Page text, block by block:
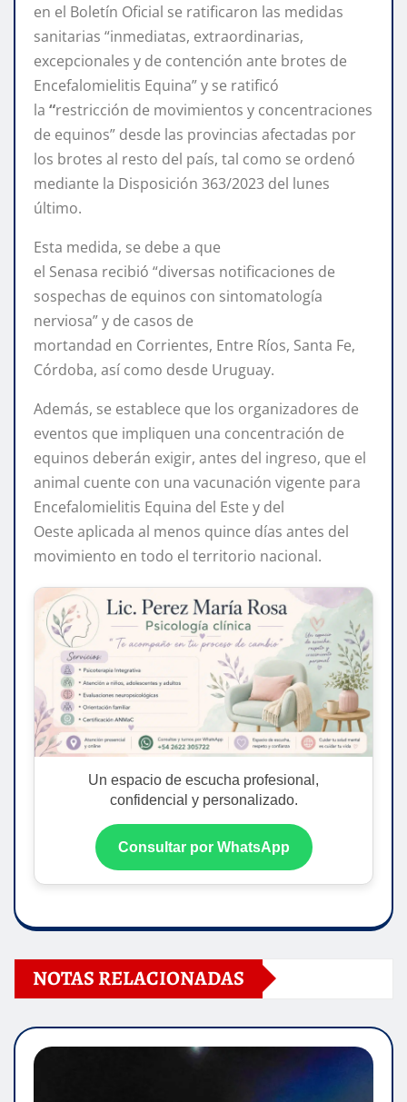
en el Boletín Oficial se ratificaron las medidas
sanitarias “inmediatas, extraordinarias,
excepcionales y de contención ante brotes de
Encefalomielitis Equina” y se ratificó
la “restricción de movimientos y concentraciones
de equinos” desde las provincias afectadas por
los brotes al resto del país, tal como se ordenó
mediante la Disposición 363/2023 del lunes
último.
Esta medida, se debe a que
el Senasa recibió “diversas notificaciones de
sospechas de equinos con sintomatología
nerviosa” y de casos de
mortandad en Corrientes, Entre Ríos, Santa Fe,
Córdoba, así como desde Uruguay.
Además, se establece que los organizadores de
eventos que impliquen una concentración de
equinos deberán exigir, antes del ingreso, que el
animal cuente con una vacunación vigente para
Encefalomielitis Equina del Este y del
Oeste aplicada al menos quince días antes del
movimiento en todo el territorio nacional.
Un espacio de escucha profesional,
confidencial y personalizado.
Consultar por WhatsApp
NOTAS RELACIONADAS